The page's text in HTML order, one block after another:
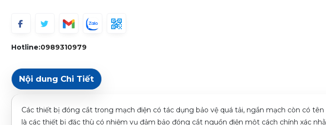
Hotline:0989310979
Nội dung Chi Tiết
Các thiết bị đóng cắt trong mạch điện có tác dụng bảo vệ quá tải, ngắn mạch còn có
là các thiết bị đặc thù có nhiệm vụ đảm bảo đóng cắt nguồn điện một cách chính xác